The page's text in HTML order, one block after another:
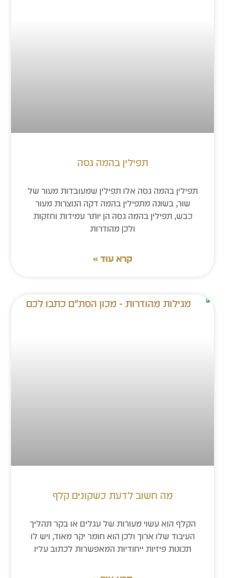
תפילין בהמה גסה
תפילין בהמה גסה אלו תפילין שמעובדות מעור של
שור, בשונה מתפילין בהמה דקה הנוצרות מעור
כבש, תפילין בהמה גסה הן יותר עמידות וחזקות
ולכן מהודרות
קרא עוד »
מה חשוב לדעת כשקונים קלף
הקלף הוא עשוי מעורות של עגלים או בקר תהליך
העיבוד שלו ארוך ולכן הוא חומר יקר מאוד, ויש לו
תכונות פיזיות ייחודיות המאפשרות לכתוב עליו